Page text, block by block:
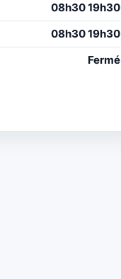
08h30 19h30
08h30 19h30
Fermé